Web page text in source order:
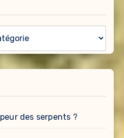
des serpents ?